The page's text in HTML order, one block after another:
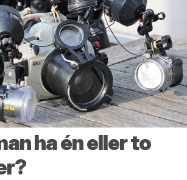
ha én eller to